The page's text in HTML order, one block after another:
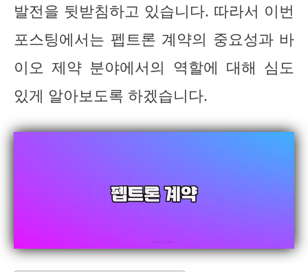
발전을 뒷받침하고 있습니다. 따라서 이번
포스팅에서는 펩트론 계약의 중요성과 바
이오 제약 분야에서의 역할에 대해 심도
있게 알아보도록 하겠습니다.